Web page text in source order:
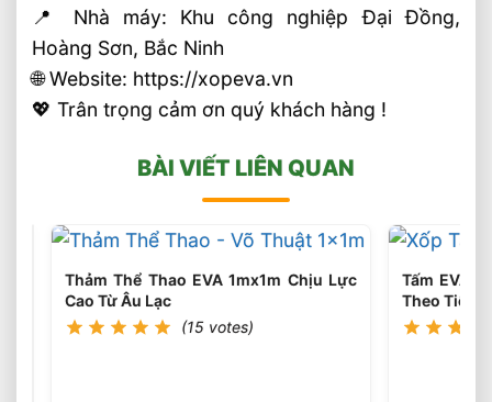
📍 Nhà máy: Khu công nghiệp Đại Đồng,
Hoàng Sơn, Bắc Ninh
🌐 Website: https://xopeva.vn
💖 Trân trọng cảm ơn quý khách hàng !
BÀI VIẾT LIÊN QUAN
Thảm Thể Thao EVA 1mx1m Chịu Lực
Cao Từ Âu Lạc
(15 votes)
Tấm EVA
Theo Tiêu